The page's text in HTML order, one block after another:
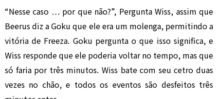
“Nesse caso … por que não?”, Pergunta Wiss, assim que
Beerus diz a Goku que ele era um molenga, permitindo a
vitória de Freeza. Goku pergunta o que isso significa, e
Wiss responde que ele poderia voltar no tempo, mas que
só faria por três minutos. Wiss bate com seu cetro duas
vezes no chão, e todos os eventos são desfeitos três